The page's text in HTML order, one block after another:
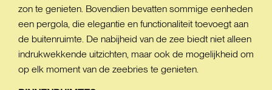
zon te genieten. Bovendien bevatten sommige eenheden
een pergola, die elegantie en functionaliteit toevoegt aan
de buitenruimte. De nabijheid van de zee biedt niet alleen
indrukwekkende uitzichten, maar ook de mogelijkheid om
op elk moment van de zeebries te genieten.